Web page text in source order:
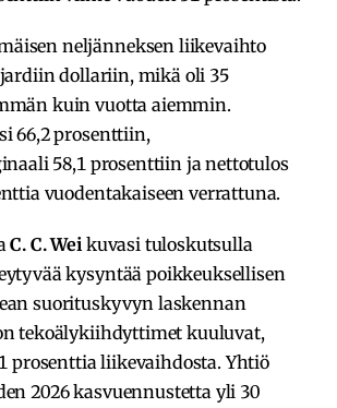
neljänneksen liikevaihto
dollariin, mikä oli 35
kuin vuotta aiemmin.
66,2 prosenttiin,
58,1 prosenttiin ja nettotulos
vuodentakaiseen verrattuna.
C. C. Wei kuvasi tuloskutsulla
kysyntää poikkeuksellisen
suorituskyvyn laskennan
tekoälykiihdyttimet kuuluvat,
prosenttia liikevaihdosta. Yhtiö
2026 kasvuennustetta yli 30